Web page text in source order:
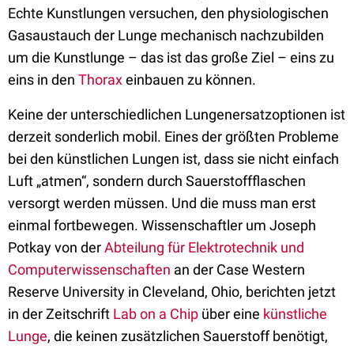
Echte Kunstlungen versuchen, den physiologischen
Gasaustauch der Lunge mechanisch nachzubilden
um die Kunstlunge – das ist das große Ziel – eins zu
eins in den Thoraxeinbauen zu können.
Keine der unterschiedlichen Lungenersatzoptionen ist
derzeit sonderlich mobil. Eines der größten Probleme
bei den künstlichen Lungen ist, dass sie nicht einfach
Luft „atmen“, sondern durch Sauerstoffflaschen
versorgt werden müssen. Und die muss man erst
einmal fortbewegen. Wissenschaftler um Joseph
Potkay von derAbteilung für Elektrotechnik und
Computerwissenschaften an der Case Western
Reserve University in Cleveland, Ohio, berichten jetzt
in der Zeitschrift Lab on a Chip über eine künstliche
Lunge, die keinen zusätzlichen Sauerstoff benötigt,